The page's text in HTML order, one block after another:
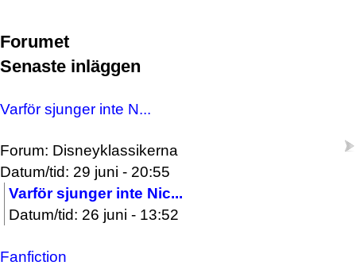
Forumet
Senaste inläggen
Varför sjunger inte N...
Forum: Disneyklassikerna
Datum/tid: 29 juni - 20:55
Varför sjunger inte Nic...
Datum/tid: 26 juni - 13:52
Fanfiction